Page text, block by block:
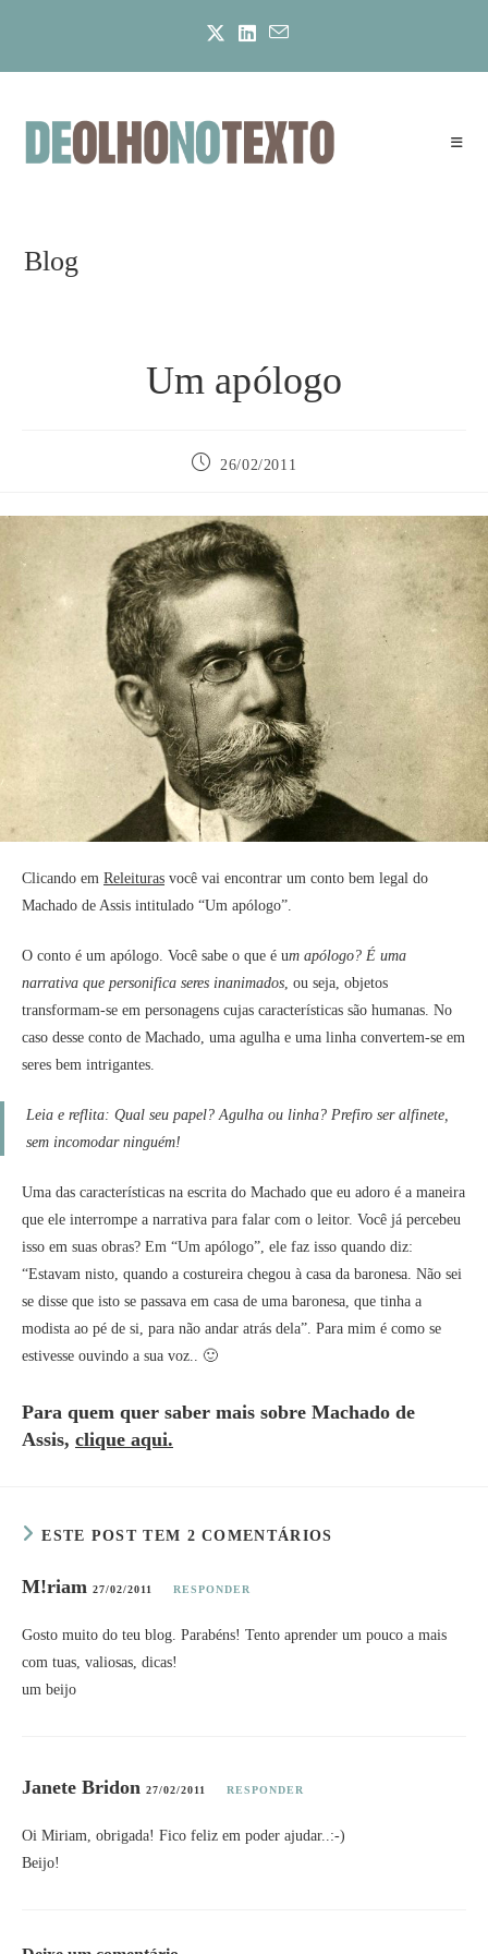
Blog
Um apólogo
Post 26/02/2011
Clicando em Releituras você vai encontrar um conto bem legal do
Machado de Assis intitulado “Um apólogo”.
O conto é um apólogo. Você sabe o que é um apólogo? É uma
narrativa que personifica seres inanimados, ou seja, objetos
transformam-se em personagens cujas características são humanas. No
caso desse conto de Machado, uma agulha e uma linha convertem-se em
seres bem intrigantes.
Leia e reflita: Qual seu papel? Agulha ou linha? Prefiro ser alfinete,
sem incomodar ninguém!
Uma das características na escrita do Machado que eu adoro é a maneira
que ele interrompe a narrativa para falar com o leitor. Você já percebeu
isso em suas obras? Em “Um apólogo”, ele faz isso quando diz:
“Estavam nisto, quando a costureira chegou à casa da baronesa. Não sei
se disse que isto se passava em casa de uma baronesa, que tinha a
modista ao pé de si, para não andar atrás dela”. Para mim é como se
estivesse ouvindo a sua voz.. 🙂
Para quem quer saber mais sobre Machado de
Assis, clique aqui.
ESTE POST TEM 2 COMENTÁRIOS
M!riam 27/02/2011 RESPONDER
Gosto muito do teu blog. Parabéns! Tento aprender um pouco a mais
com tuas, valiosas, dicas!
um beijo
Janete Bridon 27/02/2011 RESPONDER
Oi Miriam, obrigada! Fico feliz em poder ajudar..:-)
Beijo!